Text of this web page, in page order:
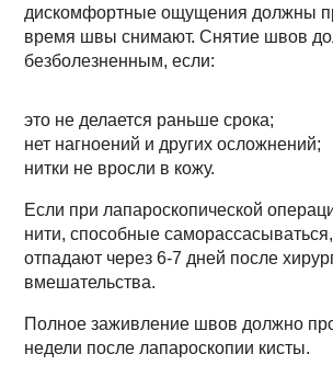
дискомфортные ощущения должны
время швы снимают. Снятие швов
безболезненным, если:
это не делается раньше срока;
нет нагноений и других осложнений;
нитки не вросли в кожу.
Если при лапароскопической
нити, способные
отпадают через 6-7 дней после
вмешательства.
Полное заживление швов должно
недели после лапароскопии кисты.